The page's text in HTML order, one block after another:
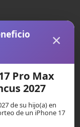
×
Pro Max
2027
de su hijo(a) en
de un iPhone 17